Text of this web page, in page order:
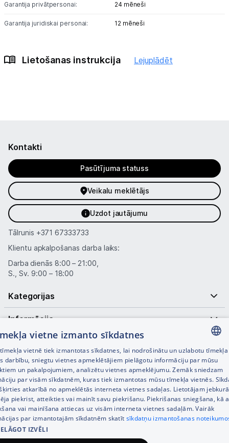
Garantija privātpersonai: 24 mēneši
Garantija juridiskai personai: 12 mēneši
Lietošanas instrukcija Lejuplādēt
Kontakti
Pasūtījuma statuss
Veikalu meklētājs
Uzdot jautājumu
Tālrunis +371 67333733
Klientu apkalpošanas darba laiks:
Darba dienās 8:00 – 21:00,
S., Sv. 9:00 – 18:00
Kategorijas
Informācija
Noderīgas saites
© SIA Tet 2026 -
LATVIAN
RUSSIAN
ENGLISH
vietne izmanto sīkdatnes
vietnē tiek izmantotas sīkdatnes, lai nodrošinātu un uzlabotu tīmekļa
darbību, sniegtu vietnes apmeklētājiem pielāgotu informāciju par mūsu
un pakalpojumiem, analizētu vietnes apmeklējumu. Zemāk sniedzam
par visām sīkdatnēm, kuras tiek izmantotas mūsu tīmekļa vietnēs.
atkarībā no apmeklētās interneta vietnes sadaļas. Lietotājam
piekrist, atteikties vai mainīt savu piekrišanu. Piekrišanas sniegšana, kā
vai mainīšana attiecas uz visām interneta vietnes sadaļām. Vairāk
par izmantotajām sīkdatnēm skatīt sīkdatņu izmantošanas
IZVĒLI